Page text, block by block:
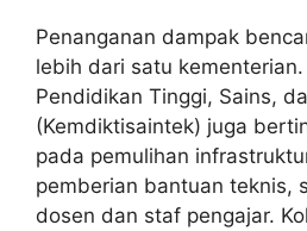
Penanganan dampak
lebih dari satu
Pendidikan Tinggi, Sains,
(Kemdiktisaintek) juga
pada pemulihan
pemberian bantuan teknis,
dosen dan staf pengajar.